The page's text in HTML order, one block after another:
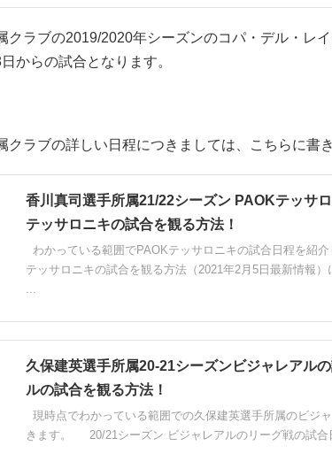
クラブの2019/2020年シーズンのコパ・デル・レ
からの試合となります。
クラブの詳しい日程につきましては、こちらに書
香川真司選手所属21/22シーズン PAOKテッサ
テッサロニキの試合を観る方法！
わかっている範囲でPAOKテッサロニキの試合日程を紹
テッサロニキの試合を観る方法（2021年2月5日最新情報）
...
久保建英選手所属20-21シーズンビジャレアル
ルの試合を観る方法！
現時点でわかっている範囲での久保建英選手所属のビジ
きます。 20/21シーズン ビジャレアルのリーグ戦の試合